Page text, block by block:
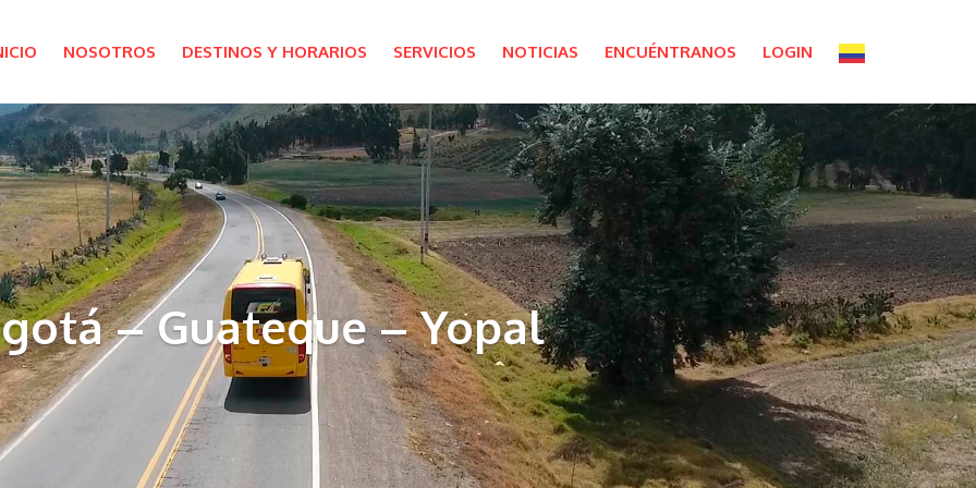
NOSOTROS DESTINOS Y HORARIOS SERVICIOS NOTICIAS ENCUÉNTRANOS LOGIN
– Guateque – Yopal